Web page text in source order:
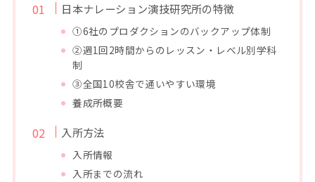
日本ナレーション演技研究所の特徴
①6社のプロダクションのバックアップ体制
②週1回2時間からのレッスン・レベル別学科
制
③全国10校舎で通いやすい環境
養成所概要
入所方法
入所情報
入所までの流れ